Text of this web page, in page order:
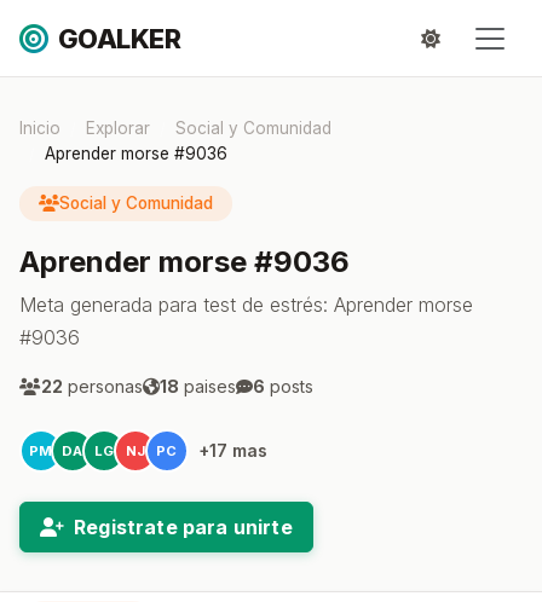
GOALKER
Inicio Explorar
Social y Comunidad
Aprender morse #9036
Social y Comunidad
Aprender morse #9036
Meta generada para test de estrés: Aprender morse
#9036
22 personas 18 paises 6 posts
PM DA LG NJ PC +17 mas
Registrate para unirte